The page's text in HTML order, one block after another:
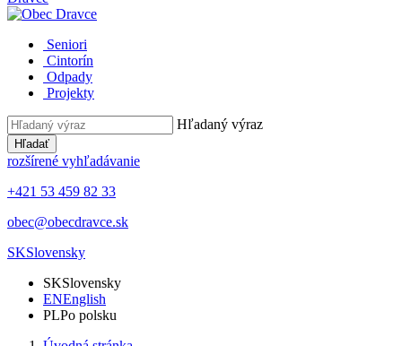
Seniori
Cintorín
Odpady
Projekty
Hľadaný výraz
Hľadať
rozšírené vyhľadávanie
+421 53 459 82 33
obec@obecdravce.sk
SKSlovensky
SKSlovensky
ENEnglish
PLPo polsku